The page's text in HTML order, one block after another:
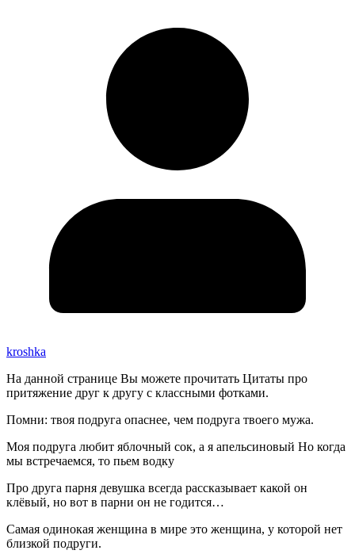
kroshka
На данной странице Вы можете прочитать Цитаты про
притяжение друг к другу с классными фотками.
Помни: твоя подруга опаснее, чем подруга твоего мужа.
Моя подруга любит яблочный сок, а я апельсиновый Но когда
мы встречаемся, то пьем водку
Про друга парня девушка всегда рассказывает какой он
клёвый, но вот в парни он не годится…
Самая одинокая женщина в мире это женщина, у которой нет
близкой подруги.